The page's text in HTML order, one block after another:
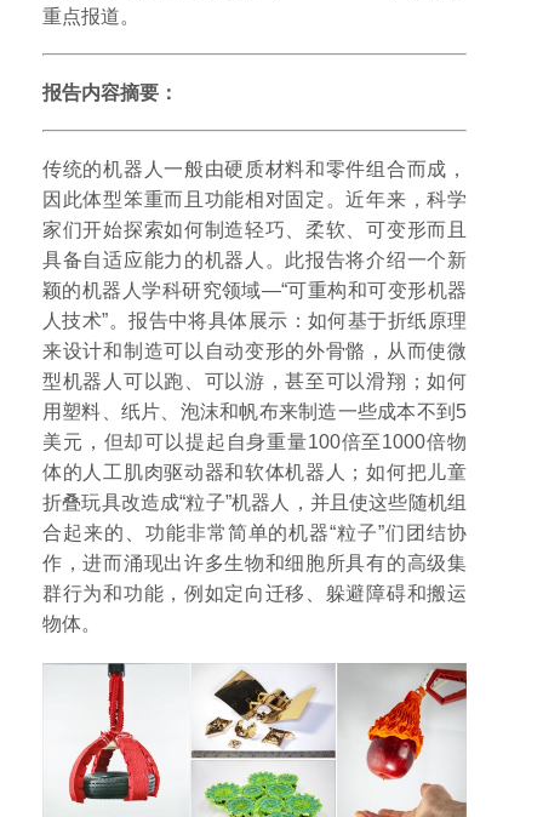
重点报道。
报告内容摘要：
传统的机器人一般由硬质材料和零件组合而成，
因此体型笨重而且功能相对固定。近年来，科学
家们开始探索如何制造轻巧、柔软、可变形而且
具备自适应能力的机器人。此报告将介绍一个新
颖的机器人学科研究领域—“可重构和可变形机器
人技术”。报告中将具体展示：如何基于折纸原理
来设计和制造可以自动变形的外骨骼，从而使微
型机器人可以跑、可以游，甚至可以滑翔；如何
用塑料、纸片、泡沫和帆布来制造一些成本不到5
美元，但却可以提起自身重量100倍至1000倍物
体的人工肌肉驱动器和软体机器人；如何把儿童
折叠玩具改造成“粒子”机器人，并且使这些随机组
合起来的、功能非常简单的机器“粒子”们团结协
作，进而涌现出许多生物和细胞所具有的高级集
群行为和功能，例如定向迁移、躲避障碍和搬运
物体。